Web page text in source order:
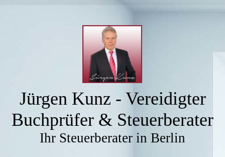
Jürgen Kunz - Vereidigter
Buchprüfer & Steuerberater
Ihr Steuerberater in Berlin